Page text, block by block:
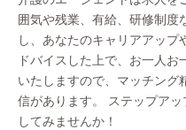
囲気や残業、有給、研修制度
し、あなたのキャリアアップ
ドバイスした上で、お一人
いたしますので、マッチング
信があります。 ステップア
してみませんか！